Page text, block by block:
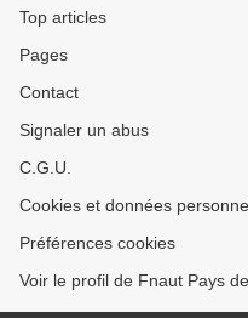
Top articles
Pages
Contact
Signaler un abus
C.G.U.
Cookies et données
Préférences cookies
Voir le profil de Fnaut Pays